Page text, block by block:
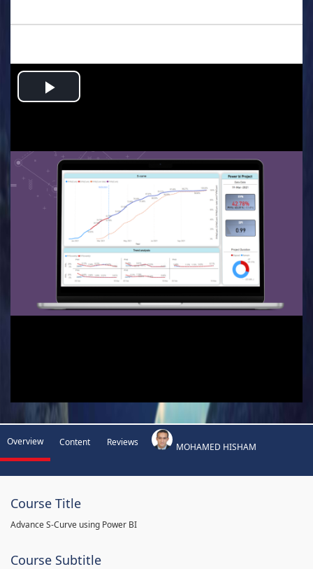
Play
Overview Content Reviews MOHAMED HISHAM
Course Title
Advance S-Curve using Power BI
Course Subtitle